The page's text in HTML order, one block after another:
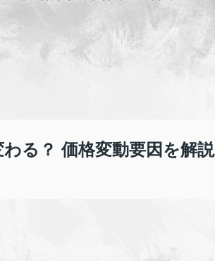
る？ 価格変動要因を解説